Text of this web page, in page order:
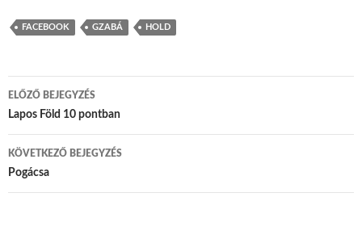
FACEBOOK GZABÁ HOLD
Bejegyzés navigáció
ELŐZŐ BEJEGYZÉS
Lapos Föld 10 pontban
KÖVETKEZŐ BEJEGYZÉS
Pogácsa